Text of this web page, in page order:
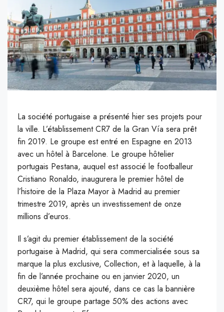
La société portugaise a présenté hier ses projets pour
la ville. L’établissement CR7 de la Gran Vía sera prêt
fin 2019. Le groupe est entré en Espagne en 2013
avec un hôtel à Barcelone. Le groupe hôtelier
portugais Pestana, auquel est associé le footballeur
Cristiano Ronaldo, inaugurera le premier hôtel de
l’histoire de la Plaza Mayor à Madrid au premier
trimestre 2019, après un investissement de onze
millions d’euros.
Il s’agit du premier établissement de la société
portugaise à Madrid, qui sera commercialisée sous sa
marque la plus exclusive, Collection, et à laquelle, à la
fin de l’année prochaine ou en janvier 2020, un
deuxième hôtel sera ajouté, dans ce cas la bannière
CR7, qui le groupe partage 50% des actions avec